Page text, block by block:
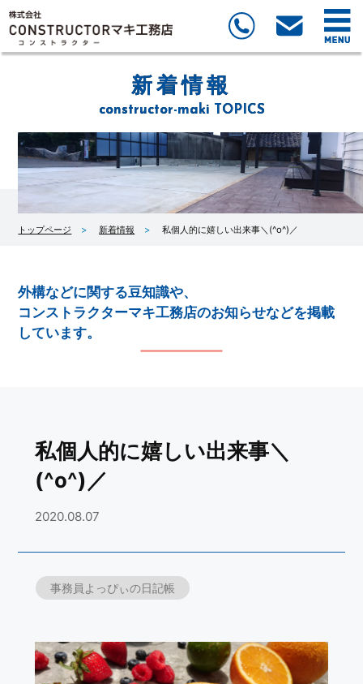
新着情報
constructor-maki TOPICS
トップページ 新着情報 私個人的に嬉しい出来事＼(^o^)／
外構などに関する豆知識や、
コンストラクターマキ工務店のお知らせなどを掲載
しています。
私個人的に嬉しい出来事＼
(^o^)／
2020.08.07
事務員よっぴぃの日記帳